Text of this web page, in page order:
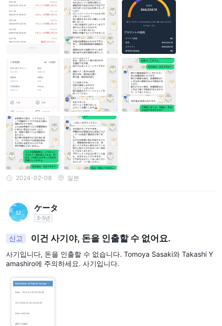
신청 과정 중에 거래를 했다는 이유로 거부되었습니다. 다시 시도해
봤지만 행운은 없었습니다. 이번에는 거래를 하지 않고 18,000달러
를 신청했으며, 새로운 리스크 계정으로부터 3개월의 제한이 있다고
말씀을 받았습니다. 이 사이트를 우연히 발견하고 다른 사람들의 사
례를 보았는데, 그들은 정확히 이 거래소의 형식과 같아 보였습니다.
나는 이것이 같은 그룹인 줄 알았습니다. 나중에 위대한 교수가 나오
는 것도 같았습니다. 투자 금액은 2,490만 엔입니다. 지금은 44,000
달러입니다. 어떻게 된 걸까요? 돈을 돌려받고 싶습니다. 거래소 담
당자는 Sasaki라고 합니다. 이번에는 18일에 돈을 인출할 수 있다고
합니다. 아마도 사기일 것 같아 변호사를 찾아볼 생각입니다. 미리 감
사합니다.
2024-02-08 일본
ケータ
3-5년
신고 이건 사기야, 돈을 인출할 수 없어요.
사기입니다, 돈을 인출할 수 없습니다. Tomoya Sasaki와 Takashi Y
amashiro에 주의하세요. 사기입니다.